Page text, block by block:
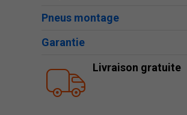
Pneus montage
Garantie
Livraison gratuite